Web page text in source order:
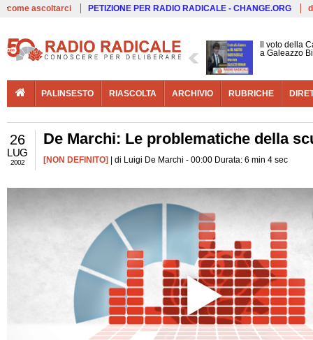
come ascoltarci PETIZIONE PER RADIO RADICALE - CHANGE.ORG
Il voto della
a Galeazzo
PALINSESTO RIASCOLTA ARCHIVIO RUBRICHE
26
LUG
2002
De Marchi: Le problematiche della
[NON DEFINITO] | di Luigi De Marchi - 00:00 Durata: 6 min 4 sec